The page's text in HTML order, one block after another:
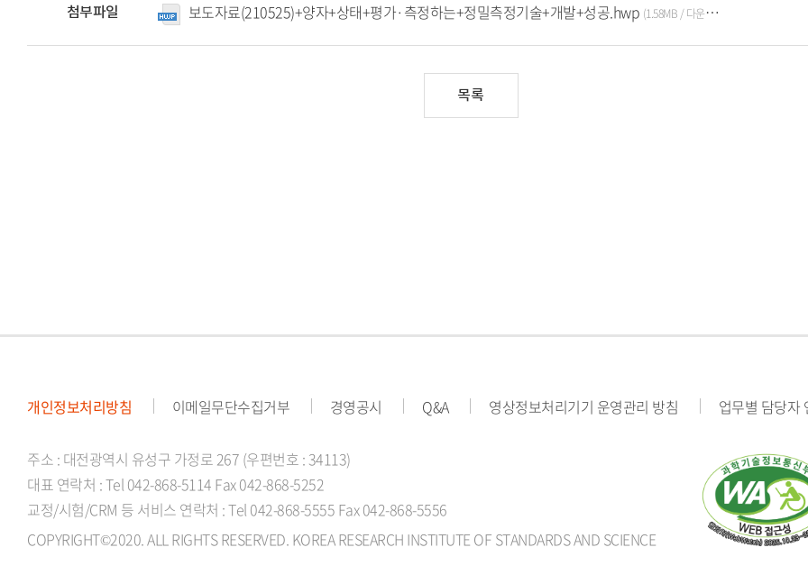
첨부파일 보도자료(210525)+양자+상태+평가·측정하는+정밀측정기술+개발+성공.hwp (1.58MB / 다운로드:622)
목록
개인정보처리방침 이메일무단수집거부 경영공시 Q&A 영상정보처리기기 운영관리 방침
업무별 담당자
주소 : 대전광역시 유성구 가정로 267 (우편번호 : 34113)
대표 연락처 : Tel 042-868-5114 Fax 042-868-5252
교정/시험/CRM 등 서비스 연락처 : Tel 042-868-5555 Fax 042-868-5556
COPYRIGHT©2020. ALL RIGHTS RESERVED. KOREA RESEARCH INSTITUTE OF STANDARDS AND SCIENCE